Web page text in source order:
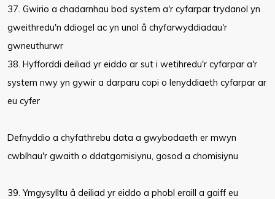
37. Gwirio a chadarnhau bod system a'r cyfarpar trydanol yn
gweithredu'n ddiogel ac yn unol â chyfarwyddiadau'r
gwneuthurwr
38. Hyfforddi deiliad yr eiddo ar sut i wetihredu'r cyfarpar a'r
system nwy yn gywir a darparu copi o lenyddiaeth cyfarpar ar
eu cyfer
Defnyddio a chyfathrebu data a gwybodaeth er mwyn
cwblhau'r gwaith o ddatgomisiynu, gosod a chomisiynu
39. Ymgysylltu â deiliad yr eiddo a phobl eraill a gaiff eu